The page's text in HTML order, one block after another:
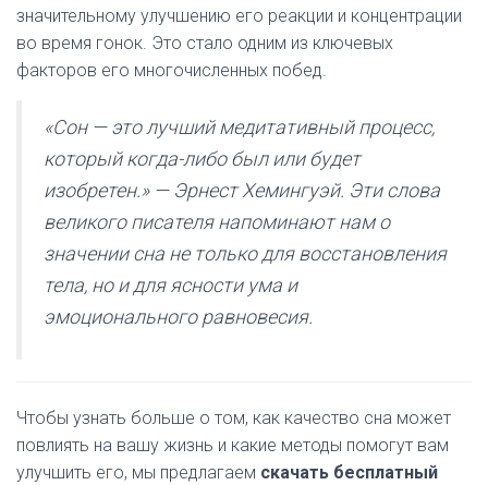
значительному улучшению его реакции и концентрации
во время гонок. Это стало одним из ключевых
факторов его многочисленных побед.
«Сон — это лучший медитативный процесс,
который когда-либо был или будет
изобретен.» — Эрнест Хемингуэй. Эти слова
великого писателя напоминают нам о
значении сна не только для восстановления
тела, но и для ясности ума и
эмоционального равновесия.
Чтобы узнать больше о том, как качество сна может
повлиять на вашу жизнь и какие методы помогут вам
улучшить его, мы предлагаем скачать бесплатный